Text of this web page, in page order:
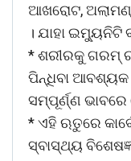
ଆଖରୋଟ,
। ଯାହା ଇମ୍ୟୁନିଟି
* ଶରୀରକୁ ଗରମ୍
ପିନ୍ଧିବା ଆବଶ୍ୟକ
ସମ୍ପୂର୍ଣ୍ଣ
* ଏହି ଋତୁରେ
ସ୍ବାସ୍ଥ୍ୟ